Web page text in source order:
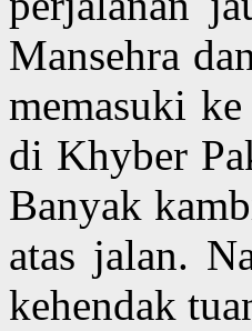
Mansehra
memasuki
di Khyber
Banyak
atas jalan.
kehendak